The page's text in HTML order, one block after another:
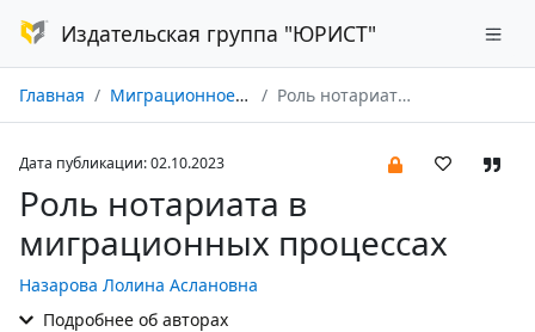
Издательская группа "ЮРИСТ"
Главная Миграционное право № 04/2023 Роль нотариата в миграционных процессах
Дата публикации: 02.10.2023
Роль нотариата в
миграционных процессах
Назарова Лолина Аслановна
Подробнее об авторах